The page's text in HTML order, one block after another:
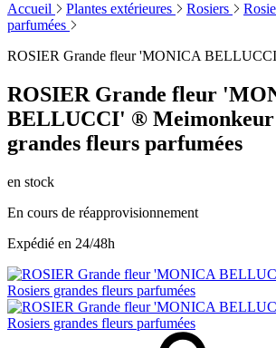
Accueil
Plantes extérieures Rosiers
parfumées
ROSIER Grande fleur 'MONICA
ROSIER Grande fleur
BELLUCCI' ® Meimonkeur
grandes fleurs parfumées
en stock
En cours de réapprovisionnement
Expédié en 24/48h